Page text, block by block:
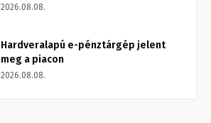
2026.08.08.
Hardveralapú e-pénztárgép jelent
meg a piacon
2026.08.08.